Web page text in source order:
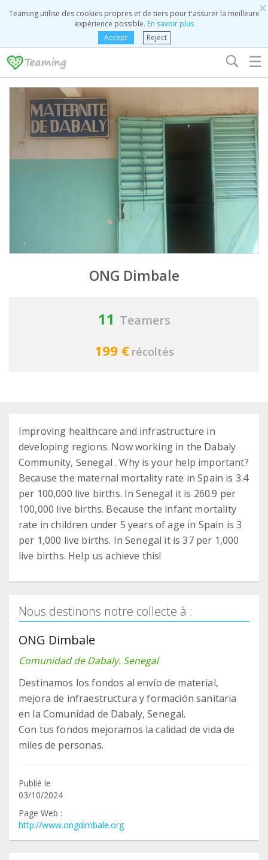
×
Teaming utilise des cookies propres et de tiers pour t'assurer la meilleure
expérience possible. En savoir plus
Accept
Reject
☰
ONG Dimbale
11 Teamers
199 € récoltés
Improving healthcare and infrastructure in
developing regions. Now working in the Dabaly
Community, Senegal . Why is your help important?
Because the maternal mortality rate in Spain is 3.4
per 100,000 live births. In Senegal it is 260.9 per
100,000 live births. Because the infant mortality
rate in children under 5 years of age in Spain is 3
per 1,000 live births. In Senegal it is 37 per 1,000
live births. Help us achieve this!
Nous destinons notre collecte à :
ONG Dimbale
Comunidad de Dabaly. Senegal
Destinamos los fondos al envío de material,
mejora de infraestructura y formación sanitaria
en la Comunidad de Dabaly, Senegal.
Con tus fondos mejoramos la calidad de vida de
miles de personas.
Publié le
03/10/2024
Page Web :
http://www.ongdimbale.org